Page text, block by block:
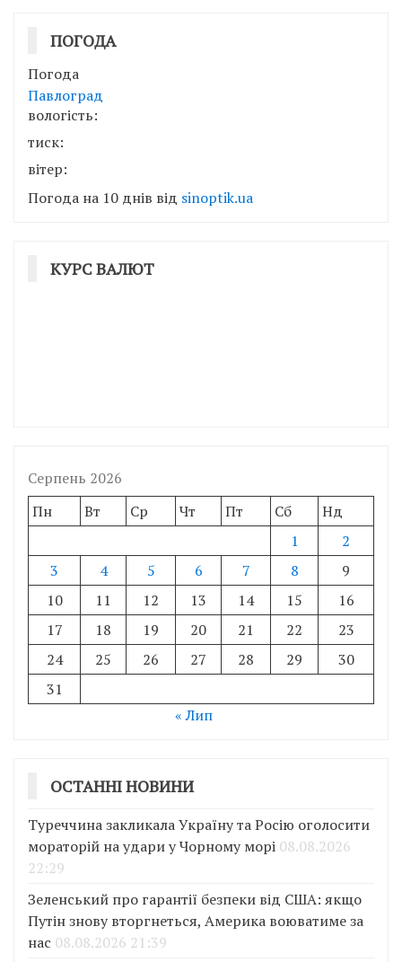
ПОГОДА
Погода
Павлоград
вологість:
тиск:
вітер:
Погода на 10 днів від sinoptik.ua
КУРС ВАЛЮТ
Серпень 2026
Пн
Вт Ср Чт Пт Сб
Нд
1
2
3
4 5 6 7 8
9
10
11 12 13 14 15
16
17
18 19 20 21 22
23
24
25 26 27 28 29
30
31
« Лип
ОСТАННІ НОВИНИ
Туреччина закликала Україну та Росію оголосити
мораторій на удари у Чорному морі 08.08.2026
22:29
Зеленський про гарантії безпеки від США: якщо
Путін знову вторгнеться, Америка воюватиме за
нас 08.08.2026 21:39